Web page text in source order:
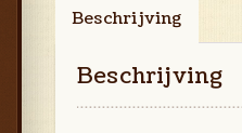
Beschrijving
Aanvullende
Beschrijving